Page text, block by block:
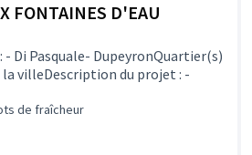
FONTAINES D'EAU
Di Pasquale- DupeyronQuartier(s)
villeDescription du projet : -
de fraîcheur